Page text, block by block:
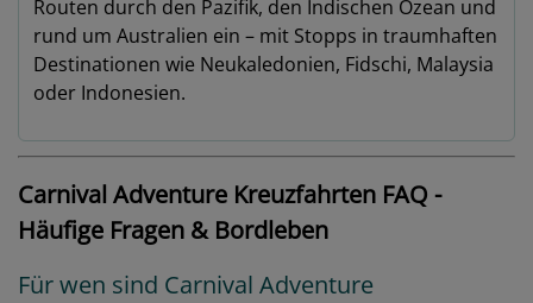
Routen durch den Pazifik, den Indischen Ozean und
rund um Australien ein – mit Stopps in traumhaften
Destinationen wie Neukaledonien, Fidschi, Malaysia
oder Indonesien.
Carnival Adventure Kreuzfahrten FAQ -
Häufige Fragen & Bordleben
Für wen sind Carnival Adventure